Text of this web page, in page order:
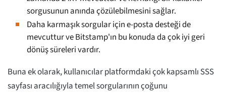
sorgusunun anında çözülebilmesini sağlar.
Daha karmaşık sorgular için e-posta desteği de
mevcuttur ve Bitstamp'ın bu konuda da çok iyi geri
dönüş süreleri vardır.
Buna ek olarak, kullanıcılar platformdaki çok kapsamlı SSS
sayfası aracılığıyla temel sorgularının çoğunu